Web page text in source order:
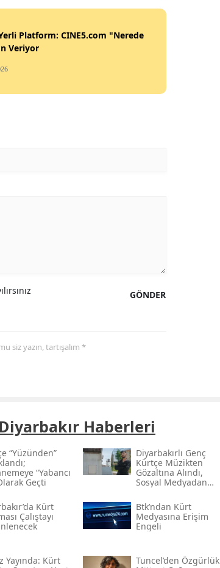
Platform: CINE5.com "Nerede
Veriyor
GÖNDER
siz yazın, tartışalım *
Diyarbakır Haberleri
“yüzünden”
“yabancı
Geçti
Diyarbakırlı Genç
Kürtçe Müzikten
Gözaltına Alındı,
Sosyal Medyadan
Kürt
Çalıştayı
Btk’ndan Kürt
Medyasına Erişim
Engeli
Yayında: Kürt
Tuncel’den Özgürlük